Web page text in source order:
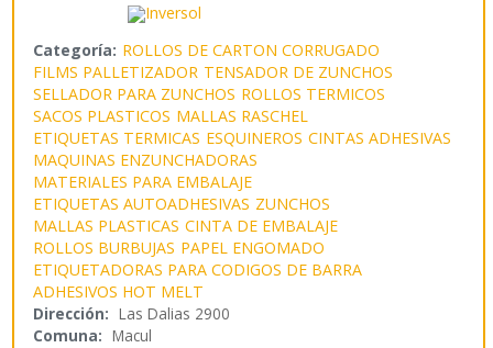
Categoría: ROLLOS DE CARTON CORRUGADO
FILMS PALLETIZADOR TENSADOR DE ZUNCHOS
SELLADOR PARA ZUNCHOS ROLLOS TERMICOS
SACOS PLASTICOS MALLAS RASCHEL
ETIQUETAS TERMICAS ESQUINEROS CINTAS ADHESIVAS
MAQUINAS ENZUNCHADORAS
MATERIALES PARA EMBALAJE
ETIQUETAS AUTOADHESIVAS ZUNCHOS
MALLAS PLASTICAS CINTA DE EMBALAJE
ROLLOS BURBUJAS PAPEL ENGOMADO
ETIQUETADORAS PARA CODIGOS DE BARRA
ADHESIVOS HOT MELT
Dirección: Las Dalias 2900
Comuna: Macul